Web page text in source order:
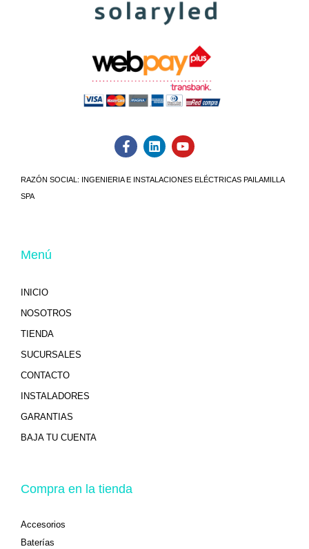
RAZÓN SOCIAL: INGENIERIA E INSTALACIONES ELÉCTRICAS PAILAMILLA
SPA
Menú
INICIO
NOSOTROS
TIENDA
SUCURSALES
CONTACTO
INSTALADORES
GARANTIAS
BAJA TU CUENTA
Compra en la tienda
Accesorios
Baterías